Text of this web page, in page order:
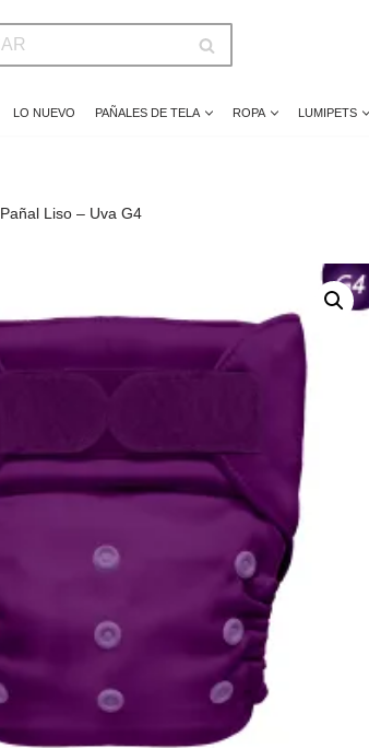
LO NUEVO PAÑALES DE TELA ROPA LUMIPETS
Pañal Liso – Uva G4